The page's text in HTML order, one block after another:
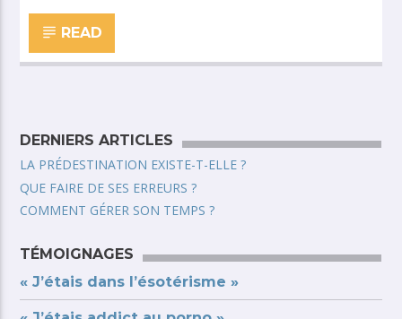
READ
DERNIERS ARTICLES
LA PRÉDESTINATION EXISTE-T-ELLE ?
QUE FAIRE DE SES ERREURS ?
COMMENT GÉRER SON TEMPS ?
TÉMOIGNAGES
« J’étais dans l’ésotérisme »